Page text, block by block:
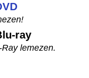
ray
lemezen.